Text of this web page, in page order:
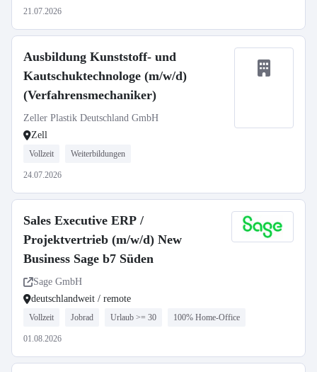
21.07.2026
Ausbildung Kunststoff- und
Kautschuktechnologe (m/w/d)
(Verfahrensmechaniker)
Zeller Plastik Deutschland GmbH
Zell
Vollzeit Weiterbildungen
24.07.2026
Sales Executive ERP /
Projektvertrieb (m/w/d) New
Business Sage b7 Süden
Sage GmbH
deutschlandweit / remote
Vollzeit Jobrad Urlaub >= 30 100% Home-Office
01.08.2026